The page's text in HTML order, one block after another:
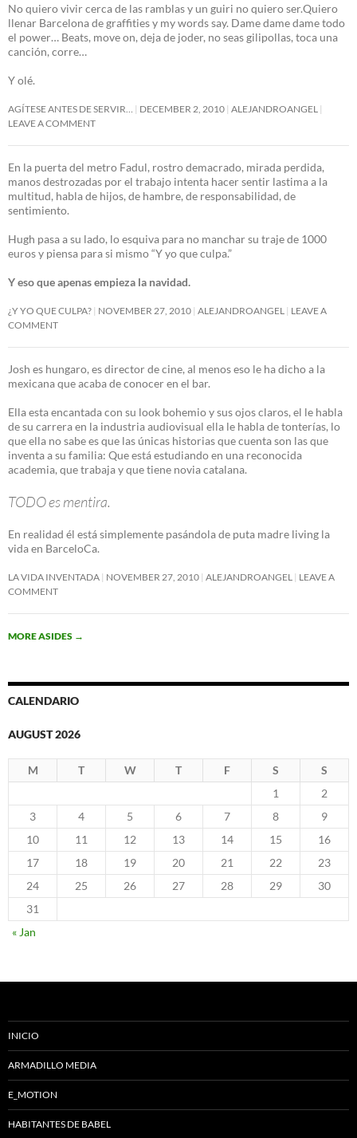
No quiero vivir cerca de las ramblas y un guiri no quiero ser.Quiero
llenar Barcelona de graffities y my words say. Dame dame dame todo
el power… Beats, move on, deja de joder, no seas gilipollas, toca una
canción, corre…
Y olé.
AGÍTESE ANTES DE SERVIR… DECEMBER 2, 2010 ALEJANDROANGEL
LEAVE A COMMENT
En la puerta del metro Fadul, rostro demacrado, mirada perdida,
manos destrozadas por el trabajo intenta hacer sentir lastima a la
multitud, habla de hijos, de hambre, de responsabilidad, de
sentimiento.
Hugh pasa a su lado, lo esquiva para no manchar su traje de 1000
euros y piensa para si mismo “Y yo que culpa.”
Y eso que apenas empieza la navidad.
¿Y YO QUE CULPA? NOVEMBER 27, 2010 ALEJANDROANGEL
LEAVE A
COMMENT
Josh es hungaro, es director de cine, al menos eso le ha dicho a la
mexicana que acaba de conocer en el bar.
Ella esta encantada con su look bohemio y sus ojos claros, el le habla
de su carrera en la industria audiovisual ella le habla de tonterías, lo
que ella no sabe es que las únicas historias que cuenta son las que
inventa a su familia: Que está estudiando en una reconocida
academia, que trabaja y que tiene novia catalana.
TODO es mentira.
En realidad él está simplemente pasándola de puta madre living la
vida en BarceloCa.
LA VIDA INVENTADA NOVEMBER 27, 2010 ALEJANDROANGEL
LEAVE A
COMMENT
MORE ASIDES →
CALENDARIO
AUGUST 2026
M T W T F S
S
1
2
3
4 5 6 7 8
9
10
11 12 13 14 15
16
17
18 19 20 21 22
23
24
25 26 27 28 29
30
31
« Jan
INICIO
ARMADILLO MEDIA
E_MOTION
HABITANTES DE BABEL